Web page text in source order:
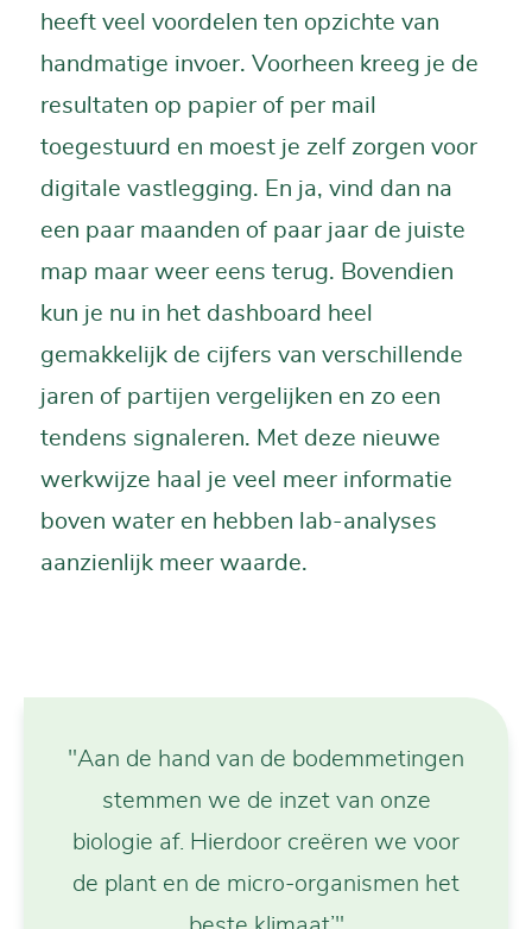
heeft veel voordelen ten opzichte van
handmatige invoer. Voorheen kreeg je de
resultaten op papier of per mail
toegestuurd en moest je zelf zorgen voor
digitale vastlegging. En ja, vind dan na
een paar maanden of paar jaar de juiste
map maar weer eens terug. Bovendien
kun je nu in het dashboard heel
gemakkelijk de cijfers van verschillende
jaren of partijen vergelijken en zo een
tendens signaleren. Met deze nieuwe
werkwijze haal je veel meer informatie
boven water en hebben lab-analyses
aanzienlijk meer waarde.
"Aan de hand van de bodemmetingen
stemmen we de inzet van onze
biologie af. Hierdoor creëren we voor
de plant en de micro-organismen het